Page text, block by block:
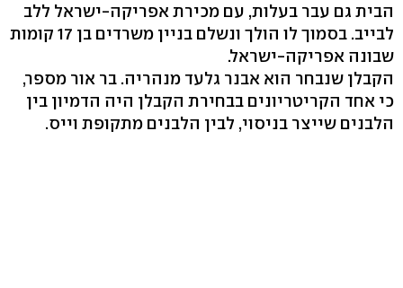
הבית גם עבר בעלות, עם מכירת אפריקה-ישראל ללב
לבייב. בסמוך לו הולך ונשלם בניין משרדים בן 17 קומות
שבונה אפריקה-ישראל.
הקבלן שנבחר הוא אבנר גלעד מנהריה. בר אור מספר,
כי אחד הקריטריונים בבחירת הקבלן היה הדמיון בין
הלבנים שייצר בניסוי, לבין הלבנים מתקופת וייס.